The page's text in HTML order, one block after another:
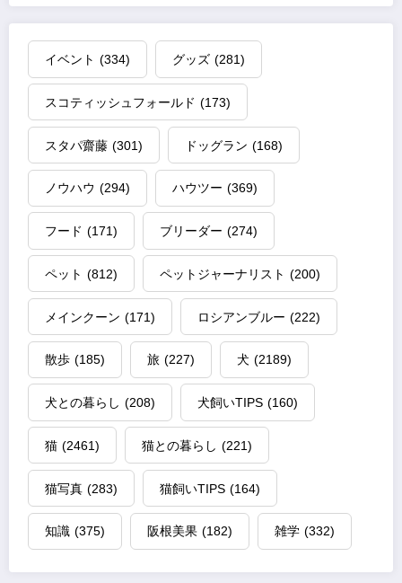
イベント (334) グッズ (281)
スコティッシュフォールド (173)
スタパ齋藤 (301) ドッグラン (168)
ノウハウ (294) ハウツー (369)
フード (171) ブリーダー (274)
ペット (812) ペットジャーナリスト (200)
メインクーン (171) ロシアンブルー (222)
散歩 (185) 旅 (227) 犬 (2189)
犬との暮らし (208) 犬飼いTIPS (160)
猫 (2461) 猫との暮らし (221)
猫写真 (283) 猫飼いTIPS (164)
知識 (375) 阪根美果 (182) 雑学 (332)